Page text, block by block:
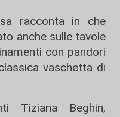
racconta in che
anche sulle tavole
con pandori
vaschetta di
Tiziana Beghin,